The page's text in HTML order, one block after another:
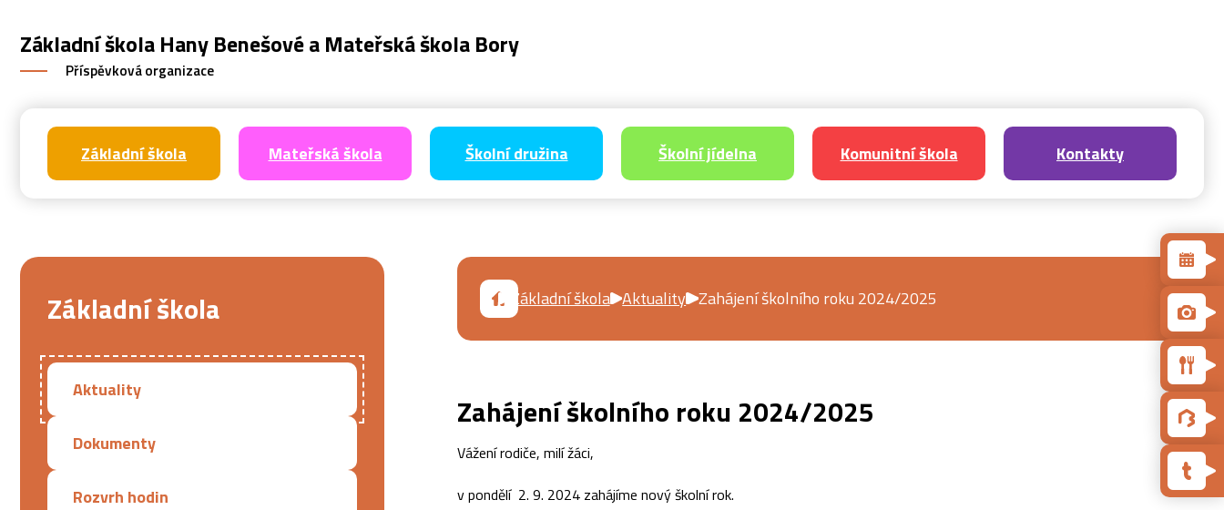
Základní škola Hany Benešové a Mateřská škola Bory
Příspěvková organizace
Základní škola Mateřská škola Školní družina Školní jídelna Komunitní škola Kontakty
Základní škola Aktuality Zahájení školního roku 2024/2025
Zahájení školního roku 2024/2025
Vážení rodiče, milí žáci,
v pondělí 2. 9. 2024 zahájíme nový školní rok.
Základní škola
Aktuality
Dokumenty
Rozvrh hodin